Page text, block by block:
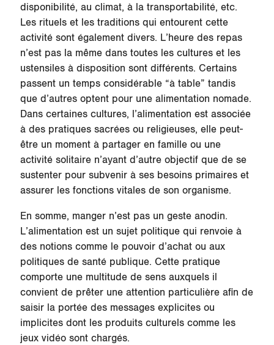
disponibilité, au climat, à la transportabilité, etc.
Les rituels et les traditions qui entourent cette
activité sont également divers. L’heure des repas
n’est pas la même dans toutes les cultures et les
ustensiles à disposition sont différents. Certains
passent un temps considérable “à table” tandis
que d’autres optent pour une alimentation nomade.
Dans certaines cultures, l’alimentation est associée
à des pratiques sacrées ou religieuses, elle peut-
être un moment à partager en famille ou une
activité solitaire n’ayant d’autre objectif que de se
sustenter pour subvenir à ses besoins primaires et
assurer les fonctions vitales de son organisme.
En somme, manger n’est pas un geste anodin.
L’alimentation est un sujet politique qui renvoie à
des notions comme le pouvoir d’achat ou aux
politiques de santé publique. Cette pratique
comporte une multitude de sens auxquels il
convient de prêter une attention particulière afin de
saisir la portée des messages explicites ou
implicites dont les produits culturels comme les
jeux vidéo sont chargés.